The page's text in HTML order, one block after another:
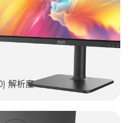
解析度